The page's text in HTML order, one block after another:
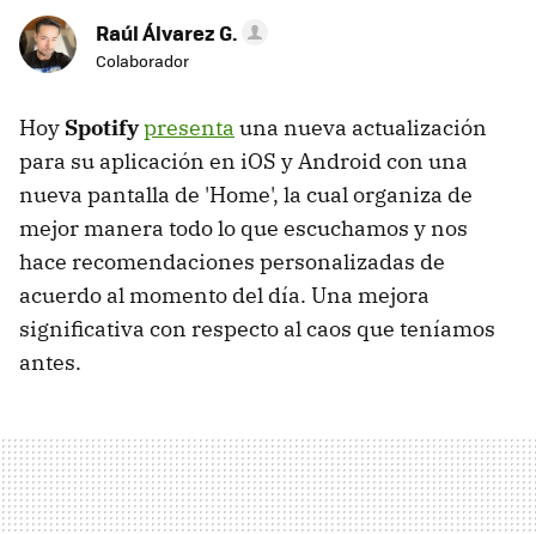
Raúl Álvarez G.
Colaborador
Hoy Spotifypresenta una nueva actualización
para su aplicación en iOS y Android con una
nueva pantalla de 'Home', la cual organiza de
mejor manera todo lo que escuchamos y nos
hace recomendaciones personalizadas de
acuerdo al momento del día. Una mejora
significativa con respecto al caos que teníamos
antes.